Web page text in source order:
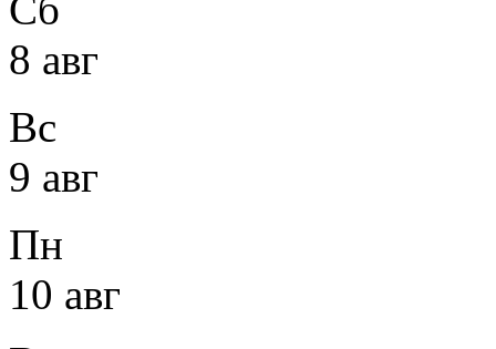
8 авг
Вс
9 авг
Пн
10 авг